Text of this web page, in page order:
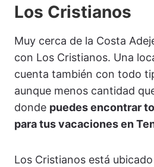
Los Cristianos
Muy cerca de la Costa
con Los Cristianos. Una
cuenta también con todo
aunque menos cantidad
donde puedes encontrar
para tus vacaciones en
Los Cristianos está